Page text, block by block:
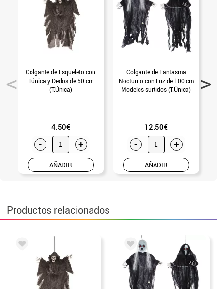
Colgante de Esqueleto con
Túnica y Dedos de 50 cm
(T.Única)
4.50€
- +
AÑADIR
Colgante de Fantasma
Nocturno con Luz de 100 cm
Modelos surtidos (T.Única)
12.50€
- +
AÑADIR
Productos relacionados